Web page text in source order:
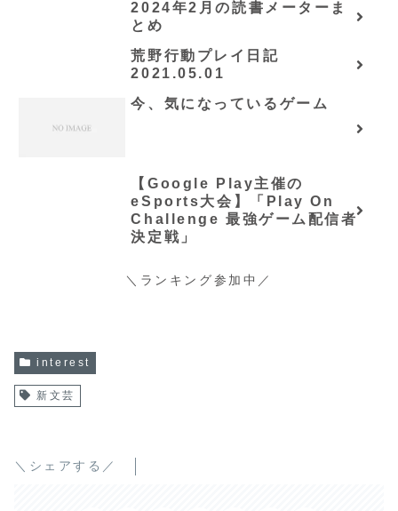
全巻のあらすじ・感想
2024年2月の読書メーターま
とめ
荒野行動プレイ日記
2021.05.01
今、気になっているゲーム
【Google Play主催の
eSports大会】「Play On
Challenge 最強ゲーム配信者
決定戦」
＼ランキング参加中／
interest
新文芸
＼シェアする／